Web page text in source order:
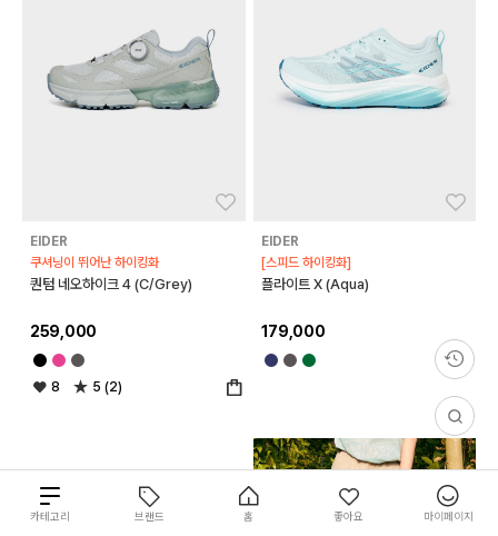
EIDER
쿠셔닝이 뛰어난 하이킹화
퀀텀 네오하이크 4 (C/Grey)
259,000
8 5 (2)
EIDER
[스피드 하이킹화]
플라이트 X (Aqua)
179,000
카테고리 브랜드 홈 좋아요 마이페이지